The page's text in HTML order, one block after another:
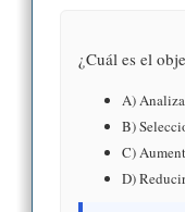
¿Cuál es el
A)
B)
C)
D)